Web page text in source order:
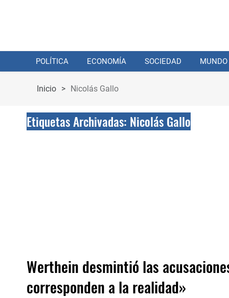
POLÍTICA ECONOMÍA SOCIEDAD MUNDO
Inicio > Nicolás Gallo
Etiquetas Archivadas: Nicolás Gallo
Werthein desmintió las
corresponden a la realidad»